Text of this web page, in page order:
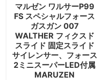
マルゼン ワルサーP99
FS スペシャルフォース
ガスガン 007
WALTHER フィクスド
スライド 固定スライド
サイレンサー、フォース
2ミニスーパーLED付属
MARUZEN